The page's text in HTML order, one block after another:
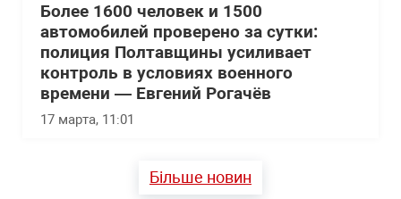
Более 1600 человек и 1500
автомобилей проверено за сутки:
полиция Полтавщины усиливает
контроль в условиях военного
времени — Евгений Рогачёв
17 марта, 11:01
Більше новин